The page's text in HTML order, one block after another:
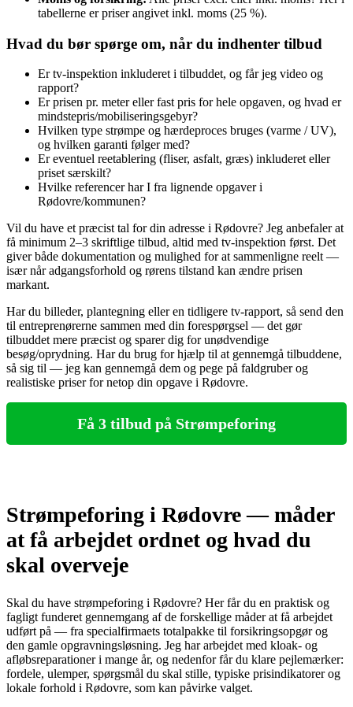
tabellerne er priser angivet inkl. moms (25 %).
Hvad du bør spørge om, når du indhenter tilbud
Er tv‑inspektion inkluderet i tilbuddet, og får jeg video og
rapport?
Er prisen pr. meter eller fast pris for hele opgaven, og hvad er
mindstepris/mobiliseringsgebyr?
Hvilken type strømpe og hærdeproces bruges (varme / UV),
og hvilken garanti følger med?
Er eventuel reetablering (fliser, asfalt, græs) inkluderet eller
priset særskilt?
Hvilke referencer har I fra lignende opgaver i
Rødovre/kommunen?
Vil du have et præcist tal for din adresse i Rødovre? Jeg anbefaler at
få minimum 2–3 skriftlige tilbud, altid med tv‑inspektion først. Det
giver både dokumentation og mulighed for at sammenligne reelt —
især når adgangsforhold og rørens tilstand kan ændre prisen
markant.
Har du billeder, plantegning eller en tidligere tv‑rapport, så send den
til entreprenørerne sammen med din forespørgsel — det gør
tilbuddet mere præcist og sparer dig for unødvendige
besøg/oprydning. Har du brug for hjælp til at gennemgå tilbuddene,
så sig til — jeg kan gennemgå dem og pege på faldgruber og
realistiske priser for netop din opgave i Rødovre.
Få 3 tilbud på Strømpeforing
Strømpeforing i Rødovre — måder
at få arbejdet ordnet og hvad du
skal overveje
Skal du have strømpeforing i Rødovre? Her får du en praktisk og
fagligt funderet gennemgang af de forskellige måder at få arbejdet
udført på — fra specialfirmaets totalpakke til forsikringsopgør og
den gamle opgravningsløsning. Jeg har arbejdet med kloak- og
afløbsreparationer i mange år, og nedenfor får du klare pejlemærker:
fordele, ulemper, spørgsmål du skal stille, typiske prisindikatorer og
lokale forhold i Rødovre, som kan påvirke valget.